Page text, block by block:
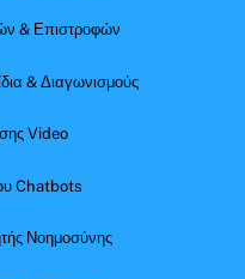
& Επιστροφών
& Διαγωνισμούς
Video
Chatbots
Νοημοσύνης